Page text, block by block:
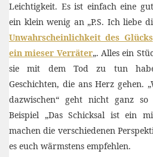
Leichtigkeit. Es ist einfach eine
ein klein wenig an „P.S. Ich liebe
Unwahrscheinlichkeit des Glücks
ein mieser Verräter„. Alles ein
sie mit dem Tod zu tun
Geschichten, die ans Herz gehen.
dazwischen“ geht nicht ganz
Beispiel „Das Schicksal ist ein
machen die verschiedenen
es euch wärmstens empfehlen.